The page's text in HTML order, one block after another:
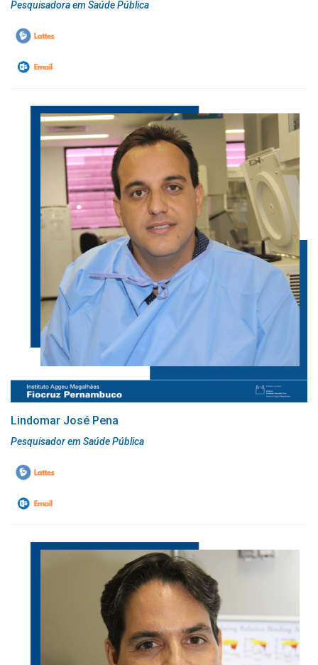
Pesquisadora em Saúde Pública
Lindomar José Pena
Pesquisador em Saúde Pública